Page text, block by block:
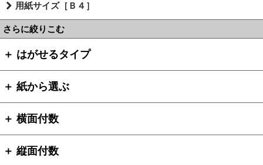
用紙サイズ［Ｂ４］
さらに絞りこむ
＋ はがせるタイプ
＋ 紙から選ぶ
＋ 横面付数
＋ 縦面付数